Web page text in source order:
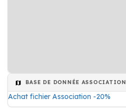
BASE DE DONNÉE ASSOCIATION
Achat fichier Association -20%